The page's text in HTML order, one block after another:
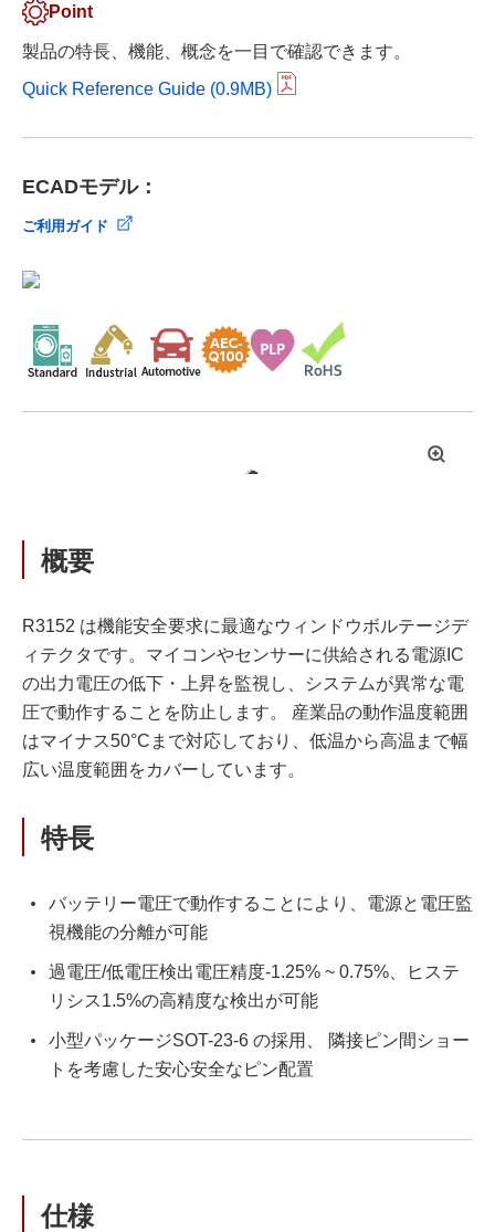
Point
製品の特長、機能、概念を一目で確認できます。
Quick Reference Guide (0.9MB)
ECADモデル：
ご利用ガイド
拡
概要
R3152 は機能安全要求に最適なウィンドウボルテージデ
ィテクタです。マイコンやセンサーに供給される電源IC
の出力電圧の低下・上昇を監視し、システムが異常な電
圧で動作することを防止します。 産業品の動作温度範囲
はマイナス50°Cまで対応しており、低温から高温まで幅
広い温度範囲をカバーしています。
特長
バッテリー電圧で動作することにより、電源と電圧監
視機能の分離が可能
過電圧/低電圧検出電圧精度-1.25% ~ 0.75%、ヒステ
リシス1.5%の高精度な検出が可能
小型パッケージSOT-23-6 の採用、 隣接ピン間ショー
トを考慮した安心安全なピン配置
仕様